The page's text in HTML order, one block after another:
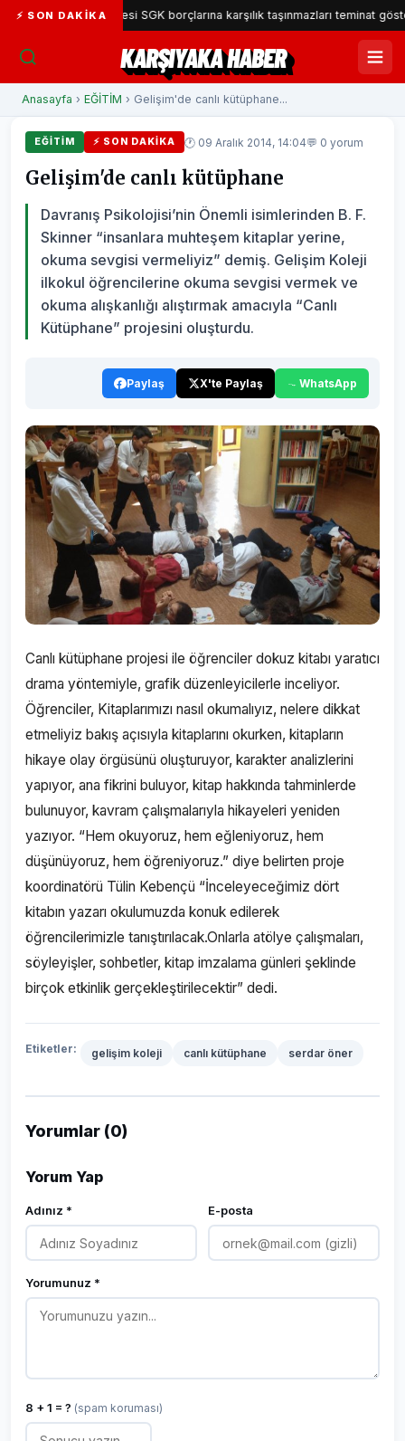
⚡ SON DAKIKA
Belediyesi SGK borçlarına karşılık taşınmazları teminat gösterecek
KARŞIYAKA HABER
Anasayfa › EĞİTİM › Gelişim'de canlı kütüphane...
EĞİTİM ⚡ SON DAKIKA 🕐 09 Aralık 2014, 14:04💬 0 yorum
Gelişim'de canlı kütüphane
Davranış Psikolojisi’nin Önemli isimlerinden B. F.
Skinner “insanlara muhteşem kitaplar yerine,
okuma sevgisi vermeliyiz” demiş. Gelişim Koleji
ilkokul öğrencilerine okuma sevgisi vermek ve
okuma alışkanlığı alıştırmak amacıyla “Canlı
Kütüphane” projesini oluşturdu.
Paylaş X'te Paylaş WhatsApp
Canlı kütüphane projesi ile öğrenciler dokuz kitabı yaratıcı
drama yöntemiyle, grafik düzenleyicilerle inceliyor.
Öğrenciler, Kitaplarımızı nasıl okumalıyız, nelere dikkat
etmeliyiz bakış açısıyla kitaplarını okurken, kitapların
hikaye olay örgüsünü oluşturuyor, karakter analizlerini
yapıyor, ana fikrini buluyor, kitap hakkında tahminlerde
bulunuyor, kavram çalışmalarıyla hikayeleri yeniden
yazıyor. “Hem okuyoruz, hem eğleniyoruz, hem
düşünüyoruz, hem öğreniyoruz.” diye belirten proje
koordinatörü Tülin Kebençü “İnceleyeceğimiz dört
kitabın yazarı okulumuzda konuk edilerek
öğrencilerimizle tanıştırılacak.Onlarla atölye çalışmaları,
söyleyişler, sohbetler, kitap imzalama günleri şeklinde
birçok etkinlik gerçekleştirilecektir” dedi.
Etiketler: gelişim koleji canlı kütüphane serdar öner
Yorumlar (0)
Yorum Yap
Adınız * E-posta
Yorumunuz *
8 + 1 = ? (spam koruması)